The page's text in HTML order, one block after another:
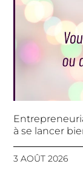
à se lancer
3 AOÛT 2026